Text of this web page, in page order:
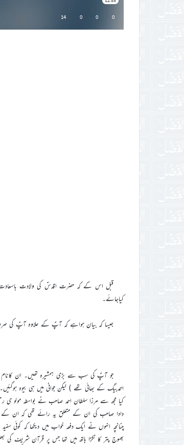
قبل اس کے کہ حضرت اقدسؑ کی ولادت باسعادت
کیاجائے۔
جیسا کہ بیان ہواہے کہ آپؑ کے علاوہ آپؑ کی
جو آپؑ کی سب سے بڑی ہمشیرہ تھیں۔ ان کانام
احمدبیگ کے بھائی تھے ) لیکن جوانی میں ہی بیوہ
کیا مجھ سے مرزا سلطان احمد صاحب نے بواسطہ
دادا صاحب کی ان کے متعلق یہ رائے تھی کہ ان کے
چنانچہ انہوں نے ایک دفعہ خواب میں دیکھا کہ
بھوج پتر کا ٹکڑا ہاتھ میں تھا جس پر قرآن شریف